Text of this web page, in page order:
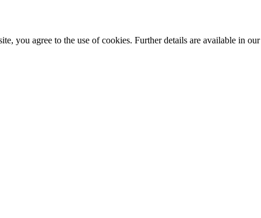
you agree to the use of cookies. Further details are available in our